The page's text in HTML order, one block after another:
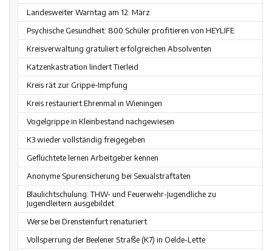
Landesweiter Warntag am 12. März
Psychische Gesundheit: 800 Schüler profitieren von HEYLIFE
Kreisverwaltung gratuliert erfolgreichen Absolventen
Katzenkastration lindert Tierleid
Kreis rät zur Grippe-Impfung
Kreis restauriert Ehrenmal in Wieningen
Vogelgrippe in Kleinbestand nachgewiesen
K3 wieder vollständig freigegeben
Geflüchtete lernen Arbeitgeber kennen
Anonyme Spurensicherung bei Sexualstraftaten
Blaulichtschulung: THW- und Feuerwehr-Jugendliche zu
Jugendleitern ausgebildet
Werse bei Drensteinfurt renaturiert
Vollsperrung der Beelener Straße (K7) in Oelde-Lette